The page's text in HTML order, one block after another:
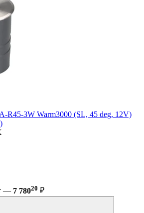
R45-3W Warm3000 (SL, 45 deg, 12V)
— 7 78020 ₽